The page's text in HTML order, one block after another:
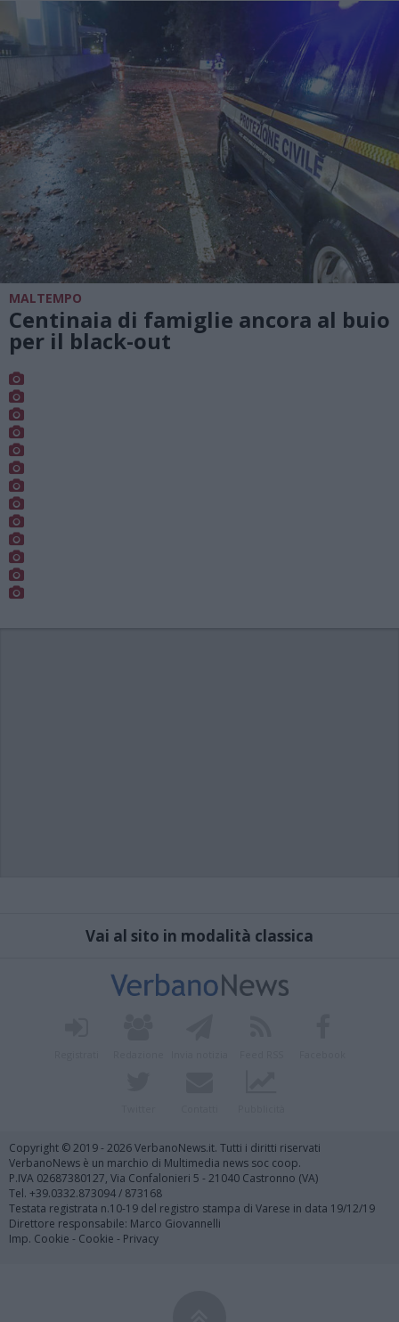
MALTEMPO
Centinaia di famiglie ancora al buio
per il black-out
Vai al sito in modalità classica
Copyright © 2019 - 2026 VerbanoNews.it. Tutti i diritti riservati
VerbanoNews è un marchio di Multimedia news soc coop.
P.IVA 02687380127, Via Confalonieri 5 - 21040 Castronno (VA)
Tel. +39.0332.873094 / 873168
Testata registrata n.10-19 del registro stampa di Varese in data 19/12/19
Direttore responsabile: Marco Giovannelli
Imp. Cookie - Cookie - Privacy